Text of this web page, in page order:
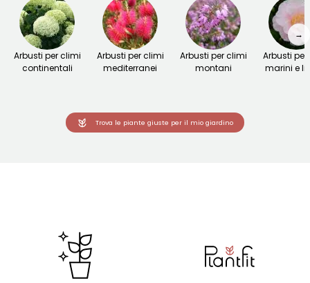
Arbusti per climi
continentali
Arbusti per climi
mediterranei
Arbusti per climi
montani
Arbusti
marini e
→
Trova le piante giuste per il mio giardino